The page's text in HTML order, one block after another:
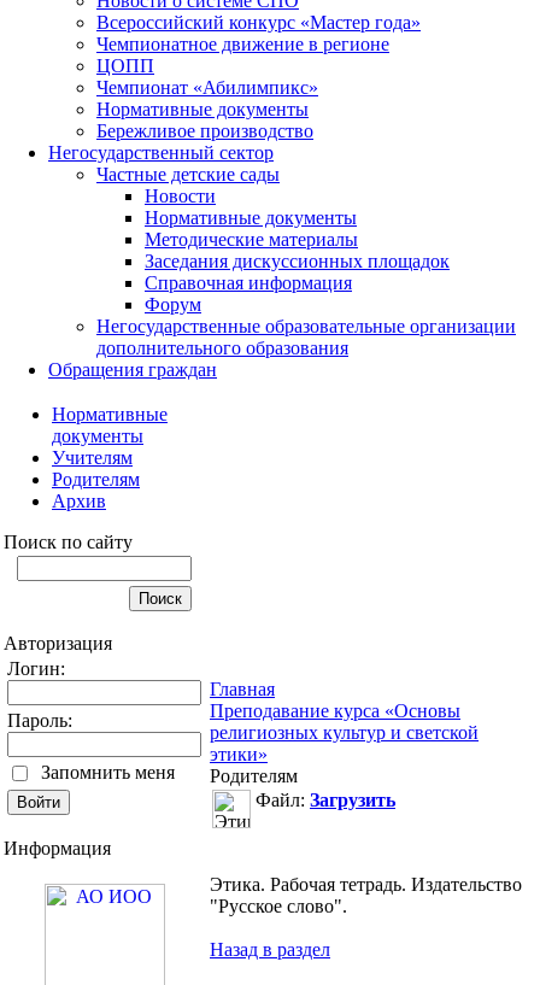
Всероссийский конкурс «Мастер года»
Чемпионатное движение в регионе
ЦОПП
Чемпионат «Абилимпикс»
Нормативные документы
Бережливое производство
Негосударственный сектор
Частные детские сады
Новости
Нормативные документы
Методические материалы
Заседания дискуссионных площадок
Справочная информация
Форум
Негосударственные образовательные организации
дополнительного образования
Обращения граждан
Нормативные
документы
Учителям
Родителям
Архив
Поиск по сайту
Авторизация
Логин:
Пароль:
Запомнить меня
Информация
Главная
Преподавание курса «Основы
религиозных культур и светской
этики»
Родителям
Файл: Загрузить
Этика. Рабочая тетрадь. Издательство
"Русское слово".
Назад в раздел